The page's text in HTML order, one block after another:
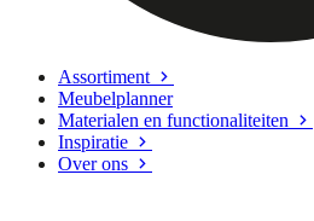
Assortiment
Meubelplanner
Materialen en functionaliteiten
Inspiratie
Over ons